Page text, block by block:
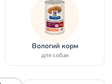
Вологий корм
для собак